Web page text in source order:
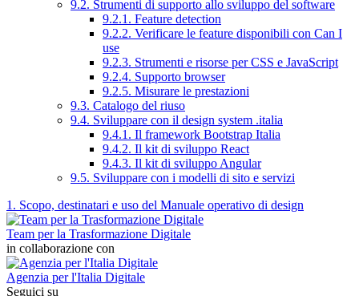
9.2. Strumenti di supporto allo sviluppo del software
9.2.1. Feature detection
9.2.2. Verificare le feature disponibili con Can I
use
9.2.3. Strumenti e risorse per CSS e JavaScript
9.2.4. Supporto browser
9.2.5. Misurare le prestazioni
9.3. Catalogo del riuso
9.4. Sviluppare con il design system .italia
9.4.1. Il framework Bootstrap Italia
9.4.2. Il kit di sviluppo React
9.4.3. Il kit di sviluppo Angular
9.5. Sviluppare con i modelli di sito e servizi
1. Scopo, destinatari e uso del Manuale operativo di design
Team per la Trasformazione Digitale
in collaborazione con
Agenzia per l'Italia Digitale
Seguici su